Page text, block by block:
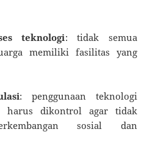
teknologi: tidak semua
memiliki fasilitas yang
: penggunaan teknologi
harus dikontrol agar tidak
sosial dan